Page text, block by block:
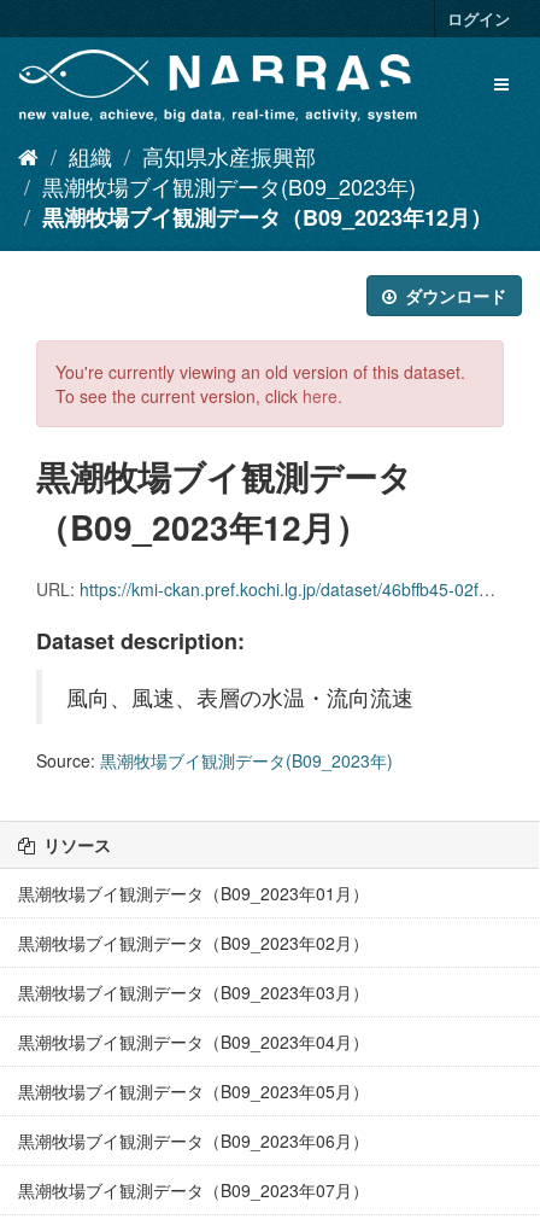
キ
ログイン
組織
高知県水産振興部
黒潮牧場ブイ観測データ(B09_2023年)
黒潮牧場ブイ観測データ（B09_2023年12月）
ダウンロード
You're currently viewing an old version of this dataset.
To see the current version, click here.
黒潮牧場ブイ観測データ
（B09_2023年12月）
URL: https://kmi-ckan.pref.kochi.lg.jp/dataset/46bffb45-02f9-4eb5-8095-8d41108637a7/resource/15d9949b-2e55-4171-8986-7ca194e913b1/download/kuroshiobokujoubuikansokudatab09_2023nen12.csv
Dataset description:
風向、風速、表層の水温・流向流速
Source: 黒潮牧場ブイ観測データ(B09_2023年)
リソース
黒潮牧場ブイ観測データ（B09_2023年01月）
黒潮牧場ブイ観測データ（B09_2023年02月）
黒潮牧場ブイ観測データ（B09_2023年03月）
黒潮牧場ブイ観測データ（B09_2023年04月）
黒潮牧場ブイ観測データ（B09_2023年05月）
黒潮牧場ブイ観測データ（B09_2023年06月）
黒潮牧場ブイ観測データ（B09_2023年07月）